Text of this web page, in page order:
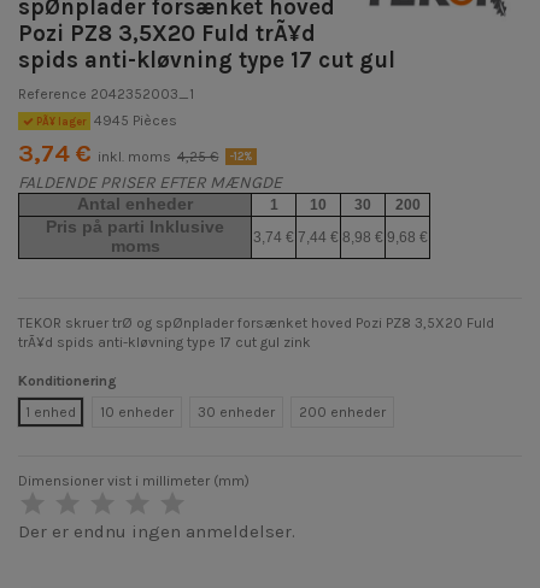
spØnplader forsænket hoved
Pozi PZ8 3,5X20 Fuld trÃ¥d
spids anti-kløvning type 17 cut gul
Reference 2042352003_1
PÃ¥ lager 4945 Pièces
3,74 € inkl. moms 4,25 € -12%
FALDENDE PRISER EFTER MÆNGDE
Antal enheder 1 10 30 200
Pris på parti Inklusive
moms
3,74 € 7,44 € 8,98 € 9,68 €
TEKOR skruer trØ og spØnplader forsænket hoved Pozi PZ8 3,5X20 Fuld
trÃ¥d spids anti-kløvning type 17 cut gul zink
Konditionering
1 enhed
10 enheder 30 enheder 200 enheder
Dimensioner vist i millimeter (mm)
Der er endnu ingen anmeldelser.